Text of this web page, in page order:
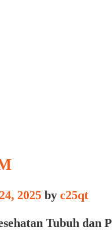
2025 by c25qt
Tubuh dan